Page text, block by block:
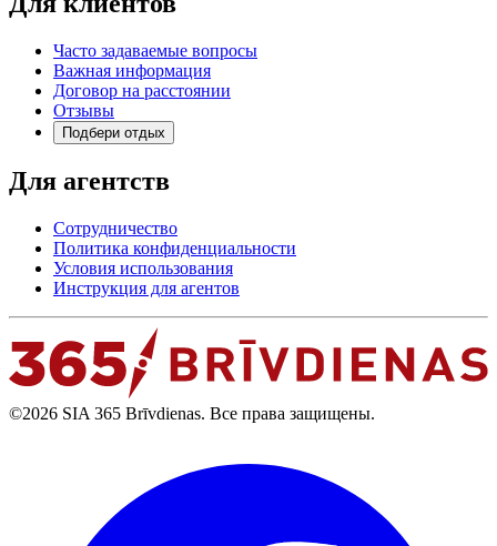
Часто задаваемые вопросы
Важная информация
Договор на расстоянии
Отзывы
Подбери отдых
Для агентств
Сотрудничество
Политика конфиденциальности
Условия использования
Инструкция для агентов
©2026 SIA 365 Brīvdienas. Все права защищены.